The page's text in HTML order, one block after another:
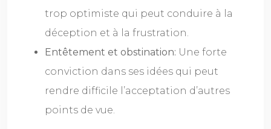
trop optimiste qui peut conduire à la
déception et à la frustration.
Entêtement et obstination: Une forte
conviction dans ses idées qui peut
rendre difficile l’acceptation d’autres
points de vue.